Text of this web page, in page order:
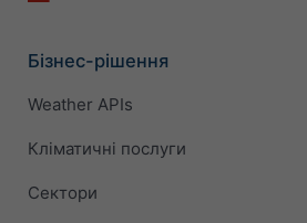
Бізнес-рішення
Weather APIs
Кліматичні послуги
Сектори